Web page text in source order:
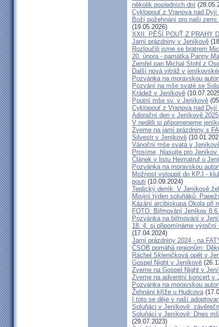
několik posledních dní
Cyklopouť z Vranova nad
Boží požehnání pro naši
(19.05.2026)
XXII. PĚŠÍ POUŤ Z PRAHY
Jarní prázdniny v Jeníkově
Rozloučili jsme se bratrem
20. února - památka Panny
Zemřel pan Michal Stohl z
Další nová vitráž v
Pozvánka na moravskou
Pozvání na mše svaté se
Krádež v Jeníkově
Poutní mše sv. v Jeníkově
Cyklopouť z Vranova nad
Adorační den v Jeníkově 2025
V neděli si připomeneme
Zveme na jarní prázdniny s
Silvestr v Jeníkově
Vánoční mše svatá v
Prosíme, hlasujte pro
Článek v listu Heimatruf o
Pozvánka na moravskou
Možnost vstoupit do KPJ -
pouti (10.09.2024)
Teplický deník: V Jeníkově
Misijní týden soluňáků:
Kázání arcibiskupa Okola při
FOTO: Biřmování Jeníkov
Pozvánka na biřmování v
18. 4. si připomínáme
(17.04.2024)
Jarní prázdniny 2024 - na
ČSOB pomáhá regionům:
Ráchel Skleničková opět v
Gospel Night v Jeníkově
Zveme na Gospel Night v
Zveme na adventní koncert v
Pozvánka na moravskou
Žehnání kříže u Hudcova
I toto se děje v naší
Soluňáci v Jeníkově:
Soluňáci v Jeníkově: Dnes
(29.07.2023)